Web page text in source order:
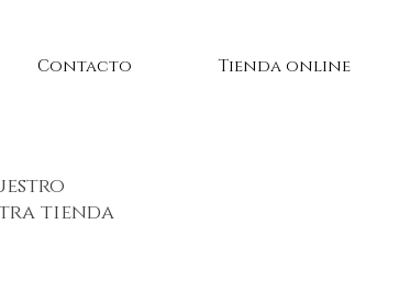
Contacto Tienda online
tienda